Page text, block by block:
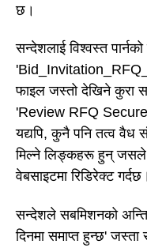
छ।
सन्देशलाई विश्वस्त
फाइल जस्तो देखिने कुरा
'Review RFQ
यद्यपि, कुनै पनि तत्व वैध
मिल्ने लिङ्कहरू हुन् जसले
वेबसाइटमा रिडिरेक्ट गर्दछ।
सन्देशले सबमिशनको
दिनमा समाप्त हुन्छ'